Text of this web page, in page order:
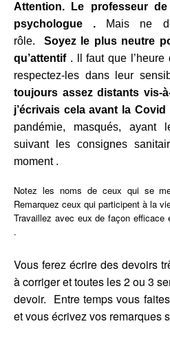
Attention. Le professeur
psychologue .
Mais ne
rôle. Soyez le plus neutre
qu’attentif. ll faut que l’heure
respectez-les dans leur
toujours assez distants vis-
j’écrivais cela avant la Covid
pandémie, masqués, ayant
suivant les consignes
moment .
Notez les noms de ceux qui se
Remarquez ceux qui participent à la
Travaillez avec eux de façon
.
Vous ferez écrire des devoirs
à corriger et toutes les 2 ou 3
devoir. Entre temps vous
et vous écrivez vos remarques